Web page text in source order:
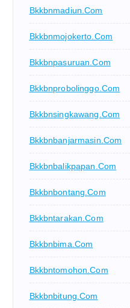
Bkkbnmadiun.com
Bkkbnmojokerto.com
Bkkbnpasuruan.com
Bkkbnprobolinggo.com
Bkkbnsingkawang.com
Bkkbnbanjarmasin.com
Bkkbnbalikpapan.com
Bkkbnbontang.com
Bkkbntarakan.com
Bkkbnbima.com
Bkkbntomohon.com
Bkkbnbitung.com